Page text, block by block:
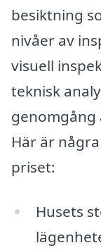
besiktning
nivåer av
visuell
teknisk
genomgång
Här är
priset:
Husets